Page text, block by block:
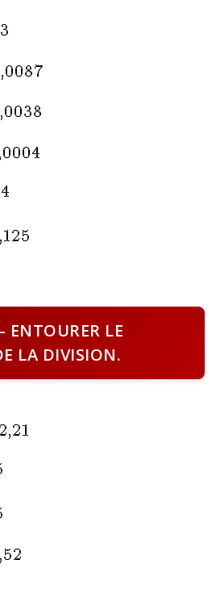
ENTOURER LE
LA DIVISION.